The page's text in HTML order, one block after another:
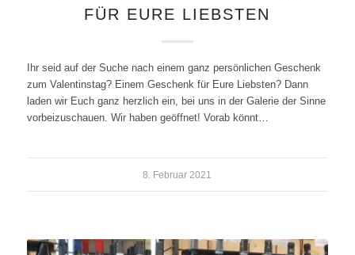
FÜR EURE LIEBSTEN
Ihr seid auf der Suche nach einem ganz persönlichen Geschenk
zum Valentinstag? Einem Geschenk für Eure Liebsten? Dann
laden wir Euch ganz herzlich ein, bei uns in der Galerie der Sinne
vorbeizuschauen. Wir haben geöffnet! Vorab könnt…
8. Februar 2021